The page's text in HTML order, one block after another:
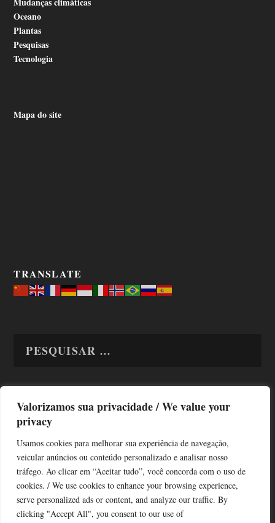
Valorizamos sua privacidade / We value your
privacy
Usamos cookies para melhorar sua experiência de navegação,
veicular anúncios ou conteúdo personalizado e analisar nosso
tráfego. Ao clicar em “Aceitar tudo”, você concorda com o uso de
cookies. / We use cookies to enhance your browsing experience,
serve personalized ads or content, and analyze our traffic. By
clicking "Accept All", you consent to our use of
Oceano
Plantas
Pesquisas
Tecnologia
Mapa do site
TRANSLATE
TODAS OS ASSUNTOS
Copyright © Alô Tatuapé 2013 / 2026